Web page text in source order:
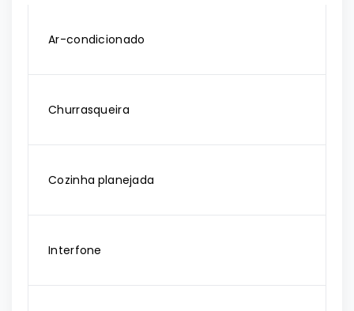
Ar-condicionado
Churrasqueira
Cozinha planejada
Interfone